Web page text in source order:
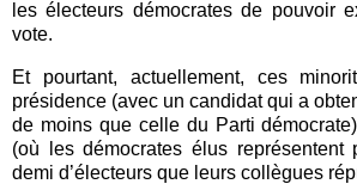
les électeurs démocrates de pouvoir
vote.
Et pourtant, actuellement, ces
présidence (avec un candidat qui a
de moins que celle du Parti
(où les démocrates élus représentent
demi d’électeurs que leurs collègues